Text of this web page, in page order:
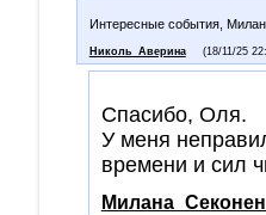
Интересные события,
Николь_Аверина (18/11/25
Спасибо, Оля.
У меня
времени и сил